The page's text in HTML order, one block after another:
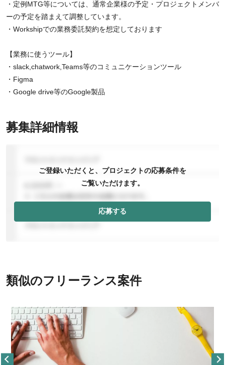
・定例MTG等については、通常企業様の予定・プロジェクトメンバ
ーの予定を踏まえて調整しています。
・Workshipでの業務委託契約を想定しております
【業務に使うツール】
・slack,chatwork,Teams等のコミュニケーションツール
・Figma
・Google drive等のGoogle製品
募集詳細情報
ご登録いただくと、プロジェクトの応募条件を
ご覧いただけます。
応募する
類似のフリーランス案件